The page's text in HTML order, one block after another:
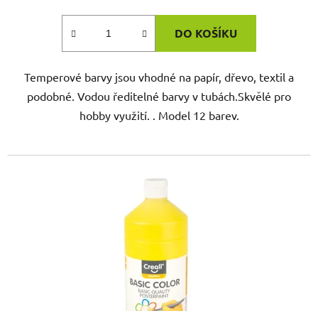
DO KOŠÍKU
Temperové barvy jsou vhodné na papír, dřevo, textil a
podobné. Vodou ředitelné barvy v tubách.Skvělé pro
hobby využití. . Model 12 barev.